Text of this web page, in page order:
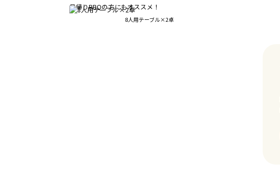
日帰りBBQの方にもオススメ！
8人用テーブル×2卓